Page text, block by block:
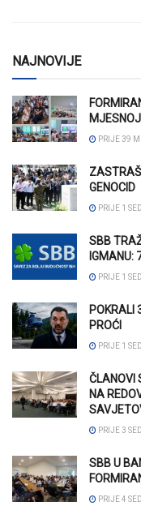
NAJNOVIJE
PRIJE 39
GENOCID
PRIJE 1
SBB
IGMANU:
PRIJE 1
POKRALI
PROĆI
PRIJE 1
ČLANOVI
NA
PRIJE 3
SBB U
PRIJE 4